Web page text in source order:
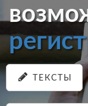
ТЕКСТЫ